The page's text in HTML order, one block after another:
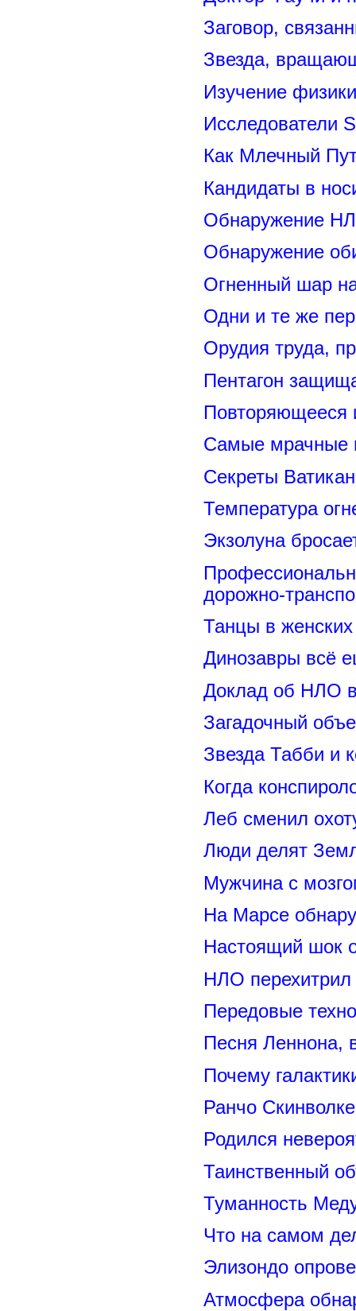
Заговор,
Звезда,
Изучение
Исследователи
Как Млечный
Кандидаты в
Обнаружение
Обнаружение
Огненный шар
Одни и те же
Орудия труда,
Пентагон
Повторяющееся
Самые мрачные
Секреты
Температура
Экзолуна
дорожно-
Танцы в женских
Динозавры всё
Доклад об НЛО
Загадочный
Звезда Табби и
Когда
Леб сменил
Люди делят
Мужчина с
На Марсе
Настоящий шок
НЛО перехитрил
Передовые
Песня Леннона,
Почему
Ранчо
Родился
Таинственный
Туманность
Что на самом
Элизондо
Атмосфера